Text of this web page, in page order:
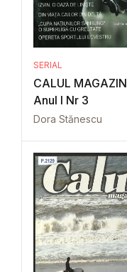
SERIAL
CALUL MAGAZIN
Anul I Nr 3
Dora Stănescu